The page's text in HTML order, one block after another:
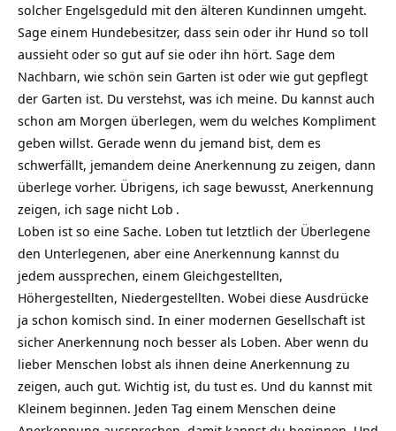
solcher Engelsgeduld mit den älteren Kundinnen umgeht.
Sage einem Hundebesitzer, dass sein oder ihr Hund so toll
aussieht oder so gut auf sie oder ihn hört. Sage dem
Nachbarn, wie schön sein Garten ist oder wie gut gepflegt
der Garten ist. Du verstehst, was ich meine. Du kannst auch
schon am Morgen überlegen, wem du welches Kompliment
geben willst. Gerade wenn du jemand bist, dem es
schwerfällt, jemandem deine Anerkennung zu zeigen, dann
überlege vorher. Übrigens, ich sage bewusst, Anerkennung
zeigen, ich sage nicht Lob .
Loben ist so eine Sache. Loben tut letztlich der Überlegene
den Unterlegenen, aber eine Anerkennung kannst du
jedem aussprechen, einem Gleichgestellten,
Höhergestellten, Niedergestellten. Wobei diese Ausdrücke
ja schon komisch sind. In einer modernen Gesellschaft ist
sicher Anerkennung noch besser als Loben. Aber wenn du
lieber Menschen lobst als ihnen deine Anerkennung zu
zeigen, auch gut. Wichtig ist, du tust es. Und du kannst mit
Kleinem beginnen. Jeden Tag einem Menschen deine